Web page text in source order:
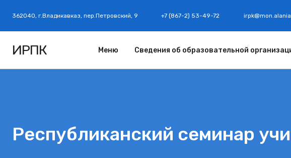
362040, г.Владикавказ, пер.Петровский, 9 +7 (867-2) 53-49-72
ИРПК Меню Сведения об образовательной
Республиканский семинар